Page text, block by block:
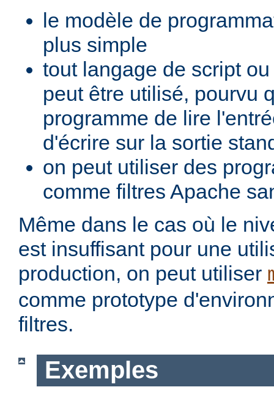
le modèle de
plus simple
tout langage de script
peut être utilisé, pourvu
programme de lire
d'écrire sur la sortie
on peut utiliser des
comme filtres Apache
Même dans le cas où le
est insuffisant pour une
production, on peut utiliser
comme prototype
filtres.
Exemples